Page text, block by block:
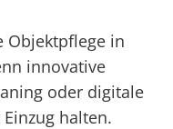
Objektpflege in
innovative
oder digitale
halten.